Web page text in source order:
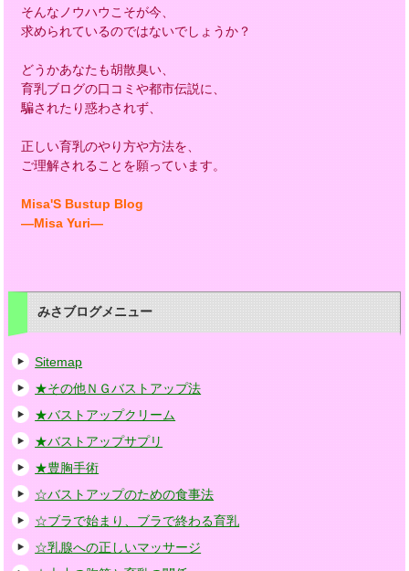
そんなノウハウこそが今、
求められているのではないでしょうか？
どうかあなたも胡散臭い、
育乳ブログの口コミや都市伝説に、
騙されたり惑わされず、
正しい育乳のやり方や方法を、
ご理解されることを願っています。
Misa'S Bustup Blog
―Misa Yuri―
みさブログメニュー
Sitemap
★その他ＮＧバストアップ法
★バストアップクリーム
★バストアップサプリ
★豊胸手術
☆バストアップのための食事法
☆ブラで始まり、ブラで終わる育乳
☆乳腺への正しいマッサージ